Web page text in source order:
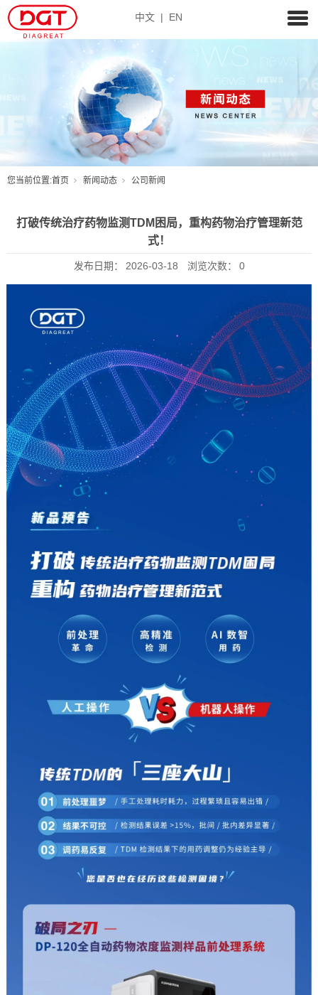
中文 | EN
您当前位置:首页 新闻动态 公司新闻
打破传统治疗药物监测TDM困局，重构药物治疗管理新范
式！
发布日期： 2026-03-18 浏览次数： 0